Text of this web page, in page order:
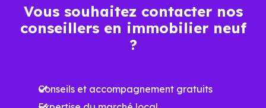
Espaces ouverts
…
à la construction
Vous souhaitez contacter nos
conseillers en immobilier neuf
?
Conseils et accompagnement gratuits